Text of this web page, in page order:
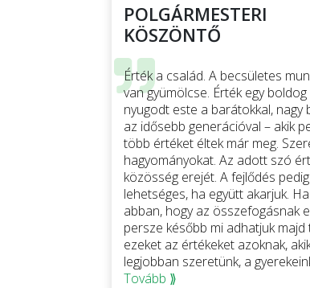
POLGÁRMESTERI
KÖSZÖNTŐ
Érték a család. A becsületes
van gyümölcse. Érték egy
nyugodt este a barátokkal, nagy
az idősebb generációval – akik
több értéket éltek már meg.
hagyományokat. Az adott szó
közösség erejét. A fejlődés
lehetséges, ha együtt akarjuk.
abban, hogy az összefogásnak
persze később mi adhatjuk majd
ezeket az értékeket azoknak,
legjobban szeretünk, a
Tovább ⟫